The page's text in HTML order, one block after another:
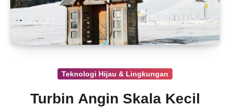
Teknologi Hijau & Lingkungan
Turbin Angin Skala Kecil